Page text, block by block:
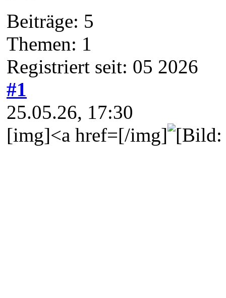
Beiträge: 5
Themen: 1
Registriert seit: 05 2026
#1
25.05.26, 17:30
[img]<a href=[/img]